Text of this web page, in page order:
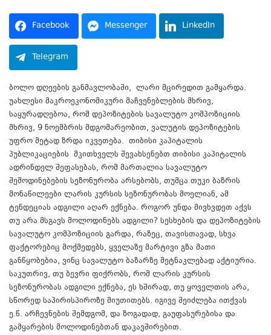
Facebook Messenger LinkedIn
Telegram
ბოლო დღეების განმავლობაში, ლარი მცირედით გამყარდა.
უახლესი მაკროეკონომიკური მაჩვენებლების მხრივ,
საყურადღებოა, რომ დეპოზიტების სავალუტო კომპოზიციის
მხრივ, 9 ნოემბრის მდგომარეობით, ვალუტის დეპოზიტების
უფრო მეტად ზრდა იკვეთება. თიბისი კაპიტალის
პუბლიკაციების მკითხველს შევახსენებთ თიბისი კაპიტალის
ადრინდელ შეფასებას, რომ მართალია სავალუტო
შემოდინებების სეზონურობა არსებობს, თუმცა თუკი ბაზრის
მონაწილეები ლარის კურსის სეზონურობას მოელიან, ამ
ტენდეციას ადგილი აღარ ექნება. როგორ უნდა მივხვდეთ აქვს
თუ არა მსგავს მოლოდინებს ადგილი? სესხების და დეპოზიტების
სავალუტო კომპოზიციის გარდა, რაზეც, თავისთავად, სხვა
ფაქტორებიც მოქმედებს, ყველაზე მარტივი გზა მათი
განწყობებია, ვინც სავალუტო ბაზარზე მეტნაკლებად აქტიურია.
საკუთრივ, თუ ბევრი ფიქრობს, რომ ლარის კურსის
სეზონურობას ადგილი ექნება, ეს ხშირად, თუ ყოველთის არა,
სწორედ საპირისპიროზე მიუთითებს. იგივე შეიძლება ითქვას
ე.წ. არჩევნების შემდგომ, და ზოგადად, გაუფასურებისა და
გამყარების მოლოდინებთან დაკავშირებით.